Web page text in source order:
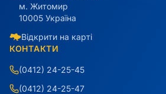
м. Житомир
10005 Україна
Відкрити на карті
КОНТАКТИ
(0412) 24-25-45
(0412) 24-25-47